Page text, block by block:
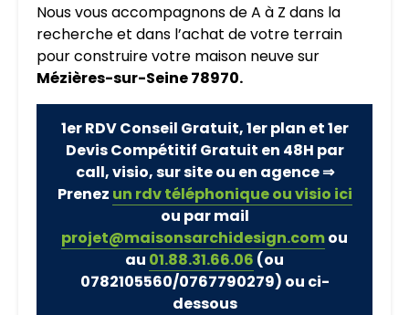
Nous vous accompagnons de A à Z dans la
recherche et dans l’achat de votre terrain
pour construire votre maison neuve sur
Mézières-sur-Seine 78970.
1er RDV Conseil Gratuit, 1er plan et 1er
Devis Compétitif Gratuit en 48H par
call, visio, sur site ou en agence ⇒
Prenez un rdv téléphonique ou visio ici
ou par mail
projet@maisonsarchidesign.comou
au 01.88.31.66.06 (ou
0782105560/0767790279) ou ci-
dessous